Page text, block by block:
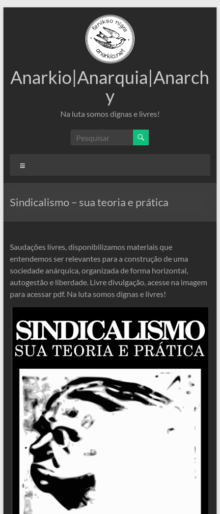
Anarkio|Anarquia|Anarch
y
Na luta somos dignas e livres!
Sindicalismo – sua teoria e prática
Saudações livres, disponibilizamos materiais que
entendemos ser relevantes para a construção de uma
sociedade anárquica, organizada de forma horizontal,
autogestão e liberdade. Livre divulgação, acesse na imagem
para acessar pdf. Na luta somos dignas e livres!